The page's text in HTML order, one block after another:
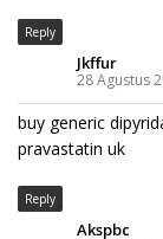
Reply
Jkffur
28 Agustus
buy generic
pravastatin uk
Reply
Akspbc